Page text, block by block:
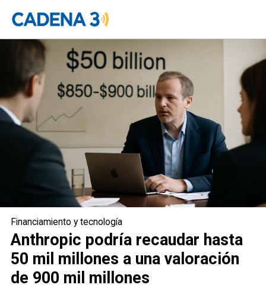
Anthropic podría recaudar hasta 50
mil millones a una valoración de 900
mil millones
Financiamiento y tecnología
Anthropic podría recaudar hasta
50 mil millones a una valoración
de 900 mil millones